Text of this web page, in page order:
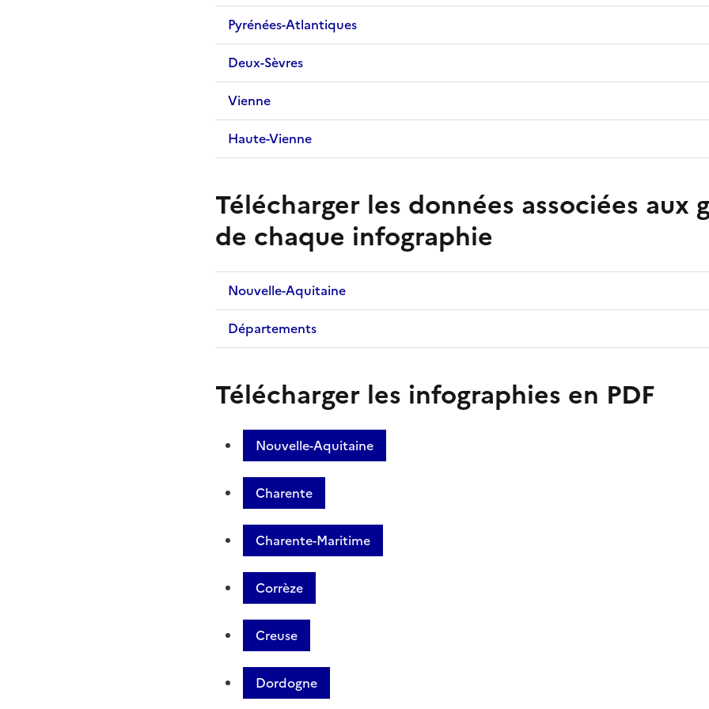
Pyrénées-Atlantiques
Deux-Sèvres
Vienne
Haute-Vienne
Télécharger les données associées aux
de chaque infographie
Nouvelle-Aquitaine
Départements
Télécharger les infographies en PDF
Nouvelle-Aquitaine
Charente
Charente-Maritime
Corrèze
Creuse
Dordogne